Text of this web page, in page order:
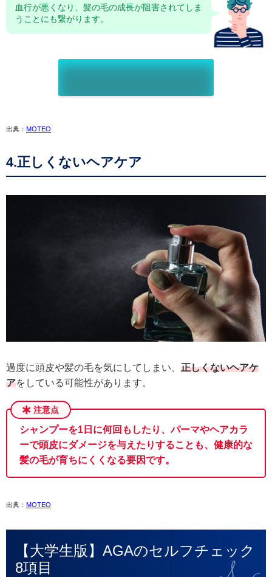
血行が悪くなり、髪の毛の成長が阻害されてしま
うことにも繋がります。
出典： MOTEO
4.正しくないヘアケア
過度に頭皮や髪の毛を気にしてしまい、 正しくないヘアケ
アをしている可能性があります。
シャンプーを1日に何回もしたり、パーマやヘアカラ
ーで頭皮にダメージを与えたりすることも、健康的な
髪の毛が育ちにくくなる要因です。
出典： MOTEO
【大学生版】AGAのセルフチェック
8項目